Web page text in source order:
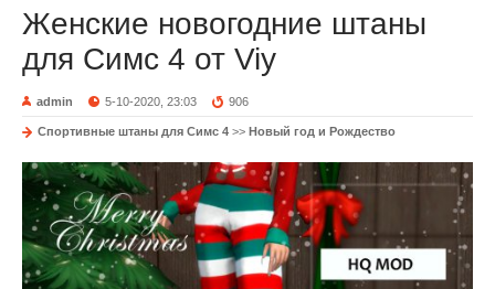
Женские новогодние штаны
для Симс 4 от Viy
admin 5-10-2020, 23:03 906
Спортивные штаны для Симс 4 >> Новый год и Рождество